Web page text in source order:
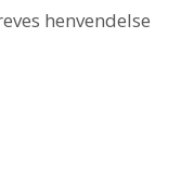
henvendelse